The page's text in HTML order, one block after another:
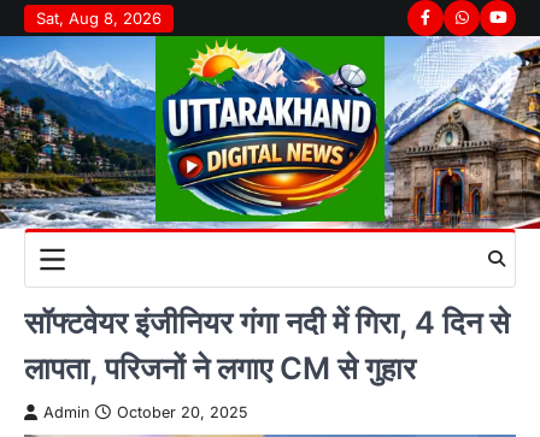
Skip
to
content
Sat, Aug 8, 2026 Facebook
Whatsapp
सॉफ्टवेयर इंजीनियर गंगा नदी में गिरा, 4 दिन से
लापता, परिजनों ने लगाए CM से गुहार
Admin October 20, 2025